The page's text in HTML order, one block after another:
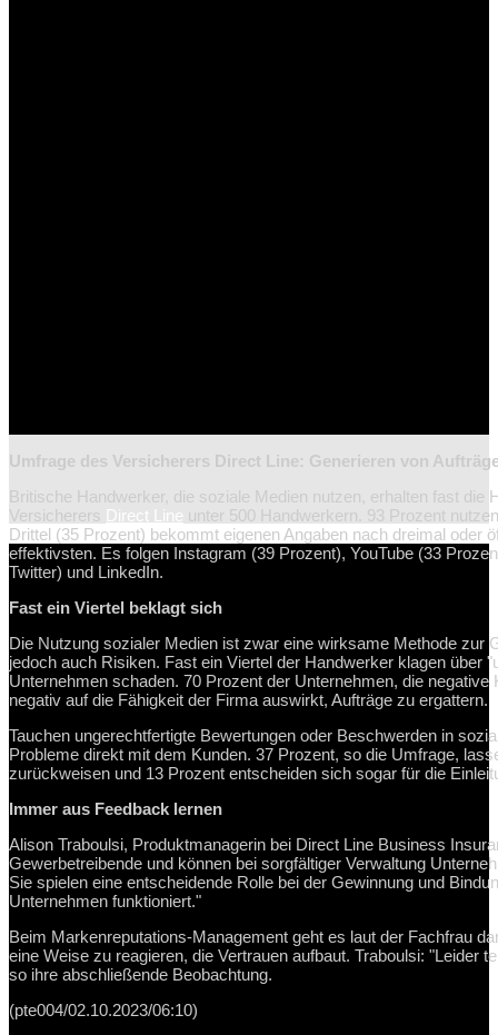
Umfrage des Versicherers Direct Line: Generieren von
Britische Handwerker, die soziale Medien nutzen, erhalten fast
Versicherers Direct Line unter 500 Handwerkern. 93 Prozent
Drittel (35 Prozent) bekommt eigenen Angaben nach dreimal oder
effektivsten. Es folgen Instagram (39 Prozent), YouTube (33
Twitter) und LinkedIn.
Fast ein Viertel beklagt sich
Die Nutzung sozialer Medien ist zwar eine wirksame Methode zur
jedoch auch Risiken. Fast ein Viertel der Handwerker klagen über
Unternehmen schaden. 70 Prozent der Unternehmen, die
negativ auf die Fähigkeit der Firma auswirkt, Aufträge zu ergattern.
Tauchen ungerechtfertigte Bewertungen oder Beschwerden in
Probleme direkt mit dem Kunden. 37 Prozent, so die Umfrage,
zurückweisen und 13 Prozent entscheiden sich sogar für die
Immer aus Feedback lernen
Alison Traboulsi, Produktmanagerin bei Direct Line Business
Gewerbetreibende und können bei sorgfältiger Verwaltung
Sie spielen eine entscheidende Rolle bei der Gewinnung und
Unternehmen funktioniert."
Beim Markenreputations-Management geht es laut der Fachfrau
eine Weise zu reagieren, die Vertrauen aufbaut. Traboulsi: "Leider
so ihre abschließende Beobachtung.
(pte004/02.10.2023/06:10)